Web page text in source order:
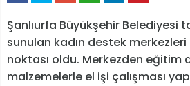
Şanlıurfa Büyükşehir Belediyesi
sunulan kadın destek merkezleri
noktası oldu. Merkezden eğitim
malzemelerle el işi çalışması